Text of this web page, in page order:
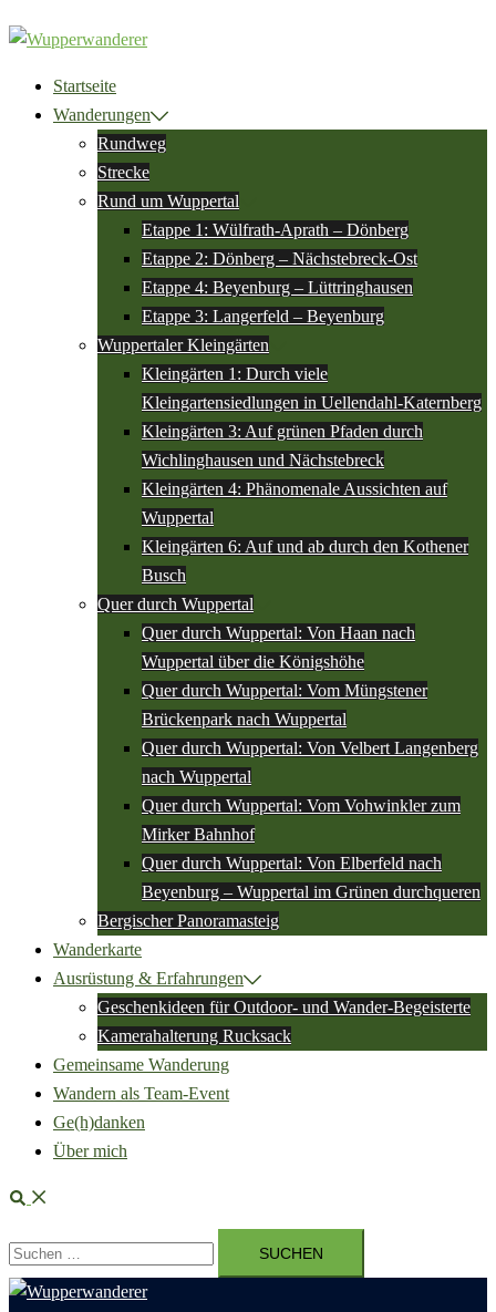
Zum
Inhalt
springenStartseite
Wanderungen
Rundweg
Strecke
Rund um Wuppertal
Etappe 1: Wülfrath-Aprath – Dönberg
Etappe 2: Dönberg – Nächstebreck-Ost
Etappe 4: Beyenburg – Lüttringhausen
Etappe 3: Langerfeld – Beyenburg
Wuppertaler Kleingärten
Kleingärten 1: Durch viele
Kleingartensiedlungen in Uellendahl-Katernberg
Kleingärten 3: Auf grünen Pfaden durch
Wichlinghausen und Nächstebreck
Kleingärten 4: Phänomenale Aussichten auf
Wuppertal
Kleingärten 6: Auf und ab durch den Kothener
Busch
Quer durch Wuppertal
Quer durch Wuppertal: Von Haan nach
Wuppertal über die Königshöhe
Quer durch Wuppertal: Vom Müngstener
Brückenpark nach Wuppertal
Quer durch Wuppertal: Von Velbert Langenberg
nach Wuppertal
Quer durch Wuppertal: Vom Vohwinkler zum
Mirker Bahnhof
Quer durch Wuppertal: Von Elberfeld nach
Beyenburg – Wuppertal im Grünen durchqueren
Bergischer Panoramasteig
Wanderkarte
Ausrüstung & Erfahrungen
Geschenkideen für Outdoor- und Wander-Begeisterte
Kamerahalterung Rucksack
Gemeinsame Wanderung
Wandern als Team-Event
Ge(h)danken
Über mich
Suche
Suchen
nach: